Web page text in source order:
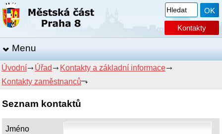
Kontakty
Menu
Úvodní Úřad
Kontakty a základní informace
Kontakty zaměstnanců
Seznam kontaktů
Jméno